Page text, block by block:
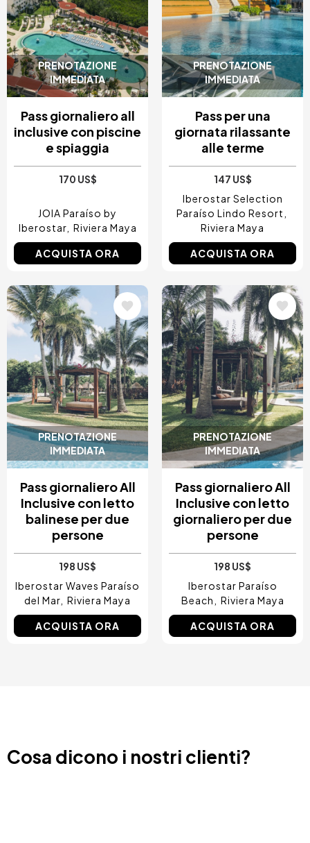
PRENOTAZIONE
IMMEDIATA
Pass giornaliero all
inclusive con piscine
e spiaggia
170 US$
JOIA Paraíso by
Iberostar Riviera Maya
ACQUISTA ORA
PRENOTAZIONE
IMMEDIATA
Pass per una
giornata rilassante
alle terme
147 US$
Iberostar Selection
Paraíso Lindo Resort
Riviera Maya
ACQUISTA ORA
PRENOTAZIONE
IMMEDIATA
Immagine
Pass giornaliero All
Inclusive con letto
balinese per due
persone
198 US$
Iberostar Waves Paraíso
del Mar Riviera Maya
ACQUISTA ORA
PRENOTAZIONE
IMMEDIATA
Immagine
Pass giornaliero All
Inclusive con letto
giornaliero per due
persone
198 US$
Iberostar Paraíso
Beach
Riviera Maya
ACQUISTA ORA
Cosa dicono i nostri clienti?